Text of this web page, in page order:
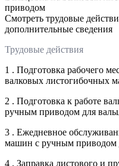
приводом
Смотреть трудовые
дополнительные сведения
Трудовые действия
1 . Подготовка рабочего
валковых листогибочных
2 . Подготовка к работе
ручным приводом для
3 . Ежедневное
машин с ручным приводом
4 . Заправка листового и